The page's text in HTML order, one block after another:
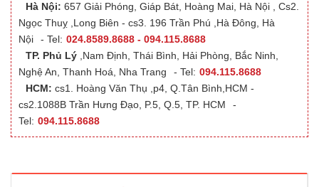
Hà Nội: 657 Giải Phóng, Giáp Bát, Hoàng Mai, Hà Nội , Cs2.
Ngọc Thuỵ ,Long Biên - cs3. 196 Trần Phú ,Hà Đông, Hà
Nội
- Tel: 024.8589.8688 - 094.115.8688
TP. Phủ Lý ,Nam Định, Thái Bình, Hải Phòng, Bắc Ninh,
Nghệ An, Thanh Hoá, Nha Trang
- Tel: 094.115.8688
HCM: cs1. Hoàng Văn Thụ ,p4, Q.Tân Bình,HCM -
cs2.1088B Trần Hưng Đạo, P.5, Q.5, TP. HCM
-
Tel: 094.115.8688